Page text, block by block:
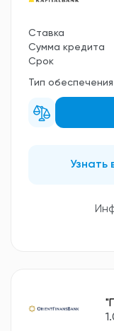
Ставка
Сумма кредита
Срок
Тип обеспечения
Узнать